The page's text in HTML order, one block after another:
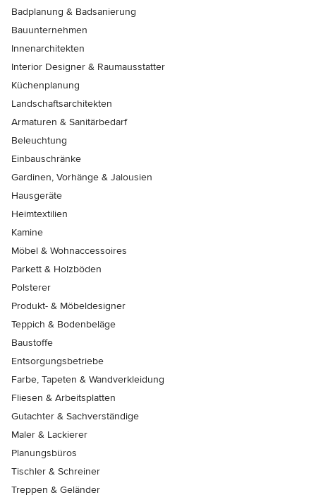
Badplanung & Badsanierung
Bauunternehmen
Innenarchitekten
Interior Designer & Raumausstatter
Küchenplanung
Landschaftsarchitekten
Armaturen & Sanitärbedarf
Beleuchtung
Einbauschränke
Gardinen, Vorhänge & Jalousien
Hausgeräte
Heimtextilien
Kamine
Möbel & Wohnaccessoires
Parkett & Holzböden
Polsterer
Produkt- & Möbeldesigner
Teppich & Bodenbeläge
Baustoffe
Entsorgungsbetriebe
Farbe, Tapeten & Wandverkleidung
Fliesen & Arbeitsplatten
Gutachter & Sachverständige
Maler & Lackierer
Planungsbüros
Tischler & Schreiner
Treppen & Geländer